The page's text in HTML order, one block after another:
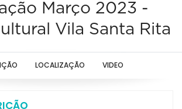
Março 2023 -
Vila Santa Rita
LOCALIZAÇÃO VIDEO